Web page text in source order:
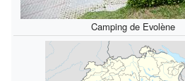
Camping de Evolène